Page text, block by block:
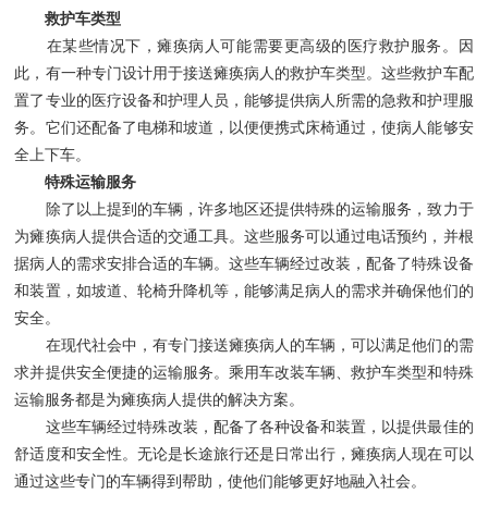
救护车类型
在某些情况下，瘫痪病人可能需要更高级的医疗救护服务。因
此，有一种专门设计用于接送瘫痪病人的救护车类型。这些救护车配
置了专业的医疗设备和护理人员，能够提供病人所需的急救和护理服
务。它们还配备了电梯和坡道，以便便携式床椅通过，使病人能够安
全上下车。
特殊运输服务
除了以上提到的车辆，许多地区还提供特殊的运输服务，致力于
为瘫痪病人提供合适的交通工具。这些服务可以通过电话预约，并根
据病人的需求安排合适的车辆。这些车辆经过改装，配备了特殊设备
和装置，如坡道、轮椅升降机等，能够满足病人的需求并确保他们的
安全。
在现代社会中，有专门接送瘫痪病人的车辆，可以满足他们的需
求并提供安全便捷的运输服务。乘用车改装车辆、救护车类型和特殊
运输服务都是为瘫痪病人提供的解决方案。
这些车辆经过特殊改装，配备了各种设备和装置，以提供最佳的
舒适度和安全性。无论是长途旅行还是日常出行，瘫痪病人现在可以
通过这些专门的车辆得到帮助，使他们能够更好地融入社会。